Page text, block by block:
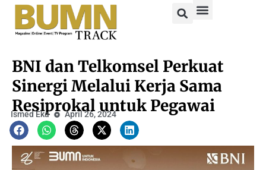
BNI dan Telkomsel Perkuat
Sinergi Melalui Kerja Sama
Resiprokal untuk Pegawai
Ismed Eka April 26, 2024